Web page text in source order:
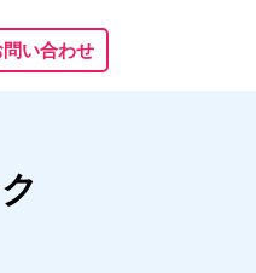
ド
問い合わせ